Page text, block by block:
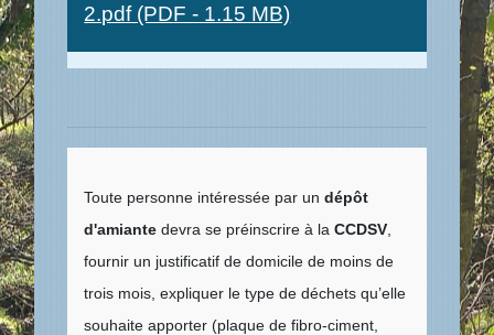
2.pdf (PDF - 1.15 MB)
Toute personne intéressée par undépôt
d'amiante devra se préinscrire à la CCDSV
fournir un justificatif de domicile de moins de
trois mois, expliquer le type de déchets qu’elle
souhaite apporter (plaque de fibro-ciment,